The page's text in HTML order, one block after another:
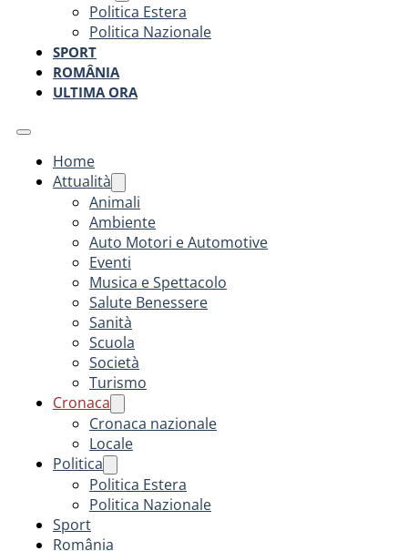
Politica Estera
Politica Nazionale
SPORT
ROMÂNIA
ULTIMA ORA
Home
Attualità
Animali
Ambiente
Auto Motori e Automotive
Eventi
Musica e Spettacolo
Salute Benessere
Sanità
Scuola
Società
Turismo
Cronaca
Cronaca nazionale
Locale
Politica
Politica Estera
Politica Nazionale
Sport
România